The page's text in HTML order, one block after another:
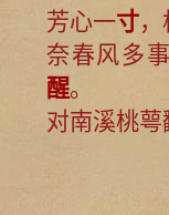
芳心一寸
奈春风多
醒。
对南溪桃